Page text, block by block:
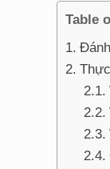
Table